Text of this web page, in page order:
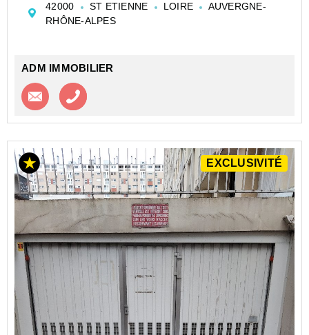
de 16 m² se trouve au sein d'une copropriété
sécurisée.
42000 ST ETIENNE LOIRE
AUVERGNE-
RHÔNE-ALPES
ADM IMMOBILIER
Contacter l'agence
EXCLUSIVITÉ